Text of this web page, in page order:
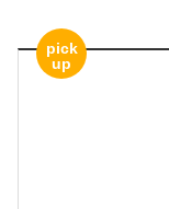
pick
up